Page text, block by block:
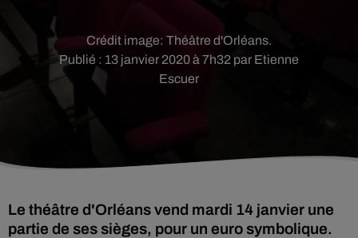
Publié : 13 janvier 2020 à 7h32 par Etienne
Escuer
Crédit image: Théâtre d'Orléans.
Le théâtre d'Orléans vend mardi 14 janvier une
partie de ses sièges, pour un euro symbolique.